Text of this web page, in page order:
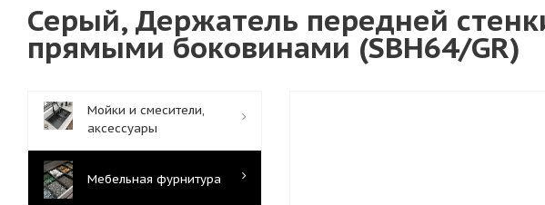
Серый, Держатель передней
прямыми боковинами (SBH64/GR)
Мойки и смесители,
аксессуары
Мебельная фурнитура